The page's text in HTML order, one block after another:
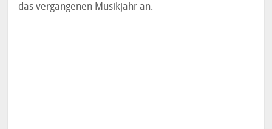
das vergangenen Musikjahr an.